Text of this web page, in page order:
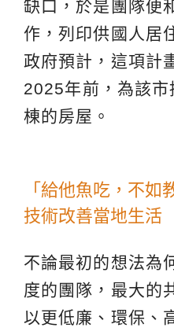
缺口，於是團隊便
作，列印供國人居
政府預計，這項計
2025年前，為該
棟的房屋。
「給他魚吃，不
技術改善當地生活
不論最初的想法為
度的團隊，最大的
以更低廉、環保、